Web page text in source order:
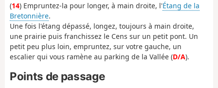
(14) Empruntez-la pour longer, à main droite, l'Étang de la
Bretonnière.
Une fois l'étang dépassé, longez, toujours à main droite,
une prairie puis franchissez le Cens sur un petit pont. Un
petit peu plus loin, empruntez, sur votre gauche, un
escalier qui vous ramène au parking de la Vallée (D/A).
Points de passage